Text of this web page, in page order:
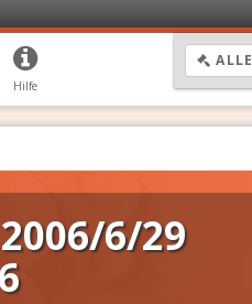
Hilfe
ALLE
6/29